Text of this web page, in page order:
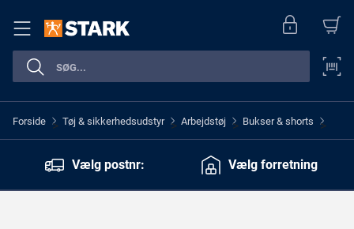
Forside > Tøj & sikkerhedsudstyr > Arbejdstøj > Bukser & shorts >
Vælg postnr: Vælg forretning